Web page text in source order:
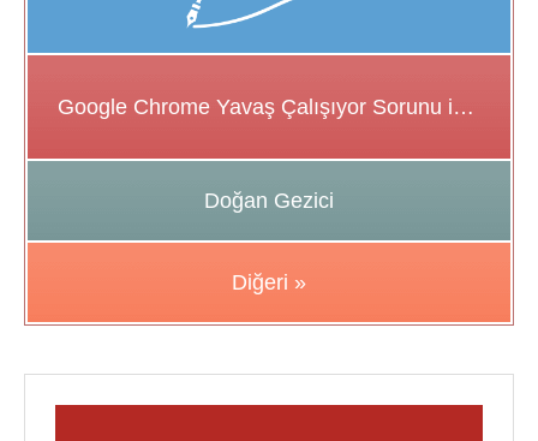
Google Chrome Yavaş Çalışıyor Sorunu için Çözüm Önerileri
Doğan Gezici
Diğeri »